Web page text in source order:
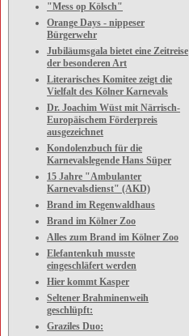
"Mess op Kölsch"
Orange Days - nippeser
Bürgerwehr
Jubiläumsgala bietet eine Zeitreise
der besonderen Art
Literarisches Komitee zeigt die
Vielfalt des Kölner Karnevals
Dr. Joachim Wüst mit Närrisch-
Europäischem Förderpreis
ausgezeichnet
Kondolenzbuch für die
Karnevalslegende Hans Süper
15 Jahre "Ambulanter
Karnevalsdienst" (AKD)
Brand im Regenwaldhaus
Brand im Kölner Zoo
Alles zum Brand im Kölner Zoo
Elefantenkuh musste
eingeschläfert werden
Hier kommt Kasper
Seltener Brahminenweih
geschlüpft:
Graziles Duo: